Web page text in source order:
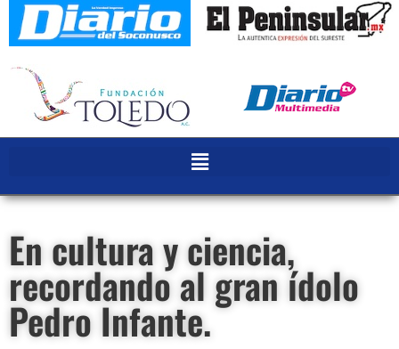
En cultura y ciencia,
recordando al gran ídolo
Pedro Infante.